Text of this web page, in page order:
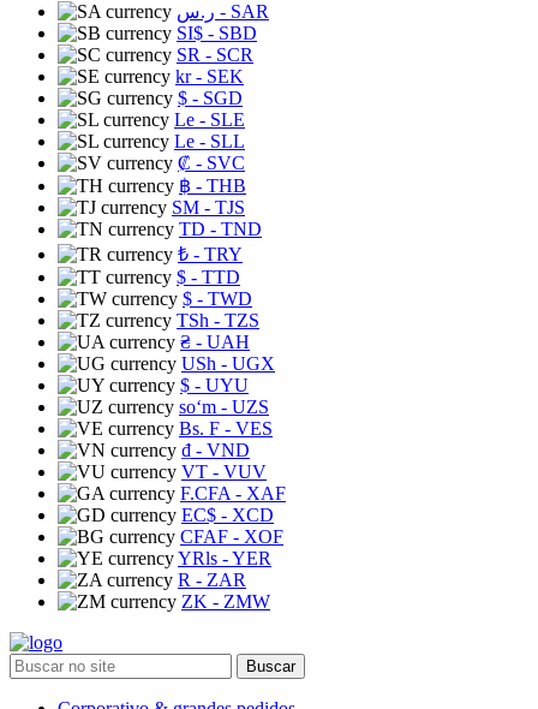
ر.س - SAR
SI$ - SBD
SR - SCR
kr- SEK
$ - SGD
Le - SLE
Le - SLL
₡ - SVC
฿ - THB
ЅМ - TJS
TD - TND
₺ - TRY
$ - TTD
$ - TWD
TSh - TZS
₴ - UAH
USh - UGX
$ - UYU
soʻm - UZS
Bs. F - VES
₫ - VND
VT - VUV
F.CFA - XAF
EC$ - XCD
CFAF - XOF
YRls - YER
R - ZAR
ZK - ZMW
Buscar